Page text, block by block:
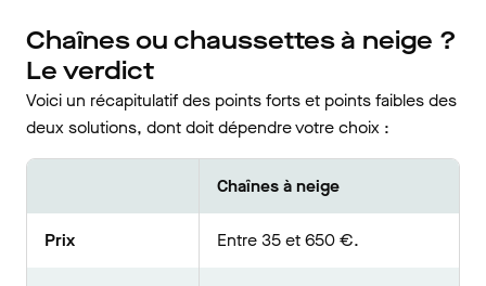
Chaînes ou chaussettes à neige ?
Le verdict
Voici un récapitulatif des points forts et points faibles des
deux solutions, dont doit dépendre votre choix :
Chaînes à neige
Prix Entre 35 et 650 €.